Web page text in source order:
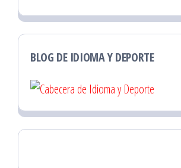
BLOG DE IDIOMA Y DEPORTE